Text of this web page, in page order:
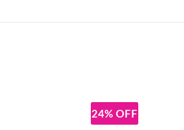
24%OFF